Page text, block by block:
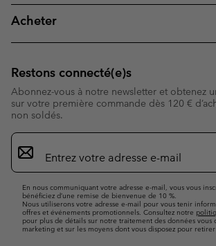
Acheter
Restons connecté(e)s
Abonnez-vous à notre newsletter et obtenez
sur votre première commande dès 120 €
non soldés.
Inscription
par
e-
En nous communiquant votre adresse e-mail, vous vous
bénéficiez d’une remise de bienvenue de 10 %.
Nous utiliserons votre adresse e-mail pour vous tenir
offres et événements promotionnels. Consultez notre
pour plus de détails sur notre traitement des données vous
marketing et sur les moyens dont vous disposez pour